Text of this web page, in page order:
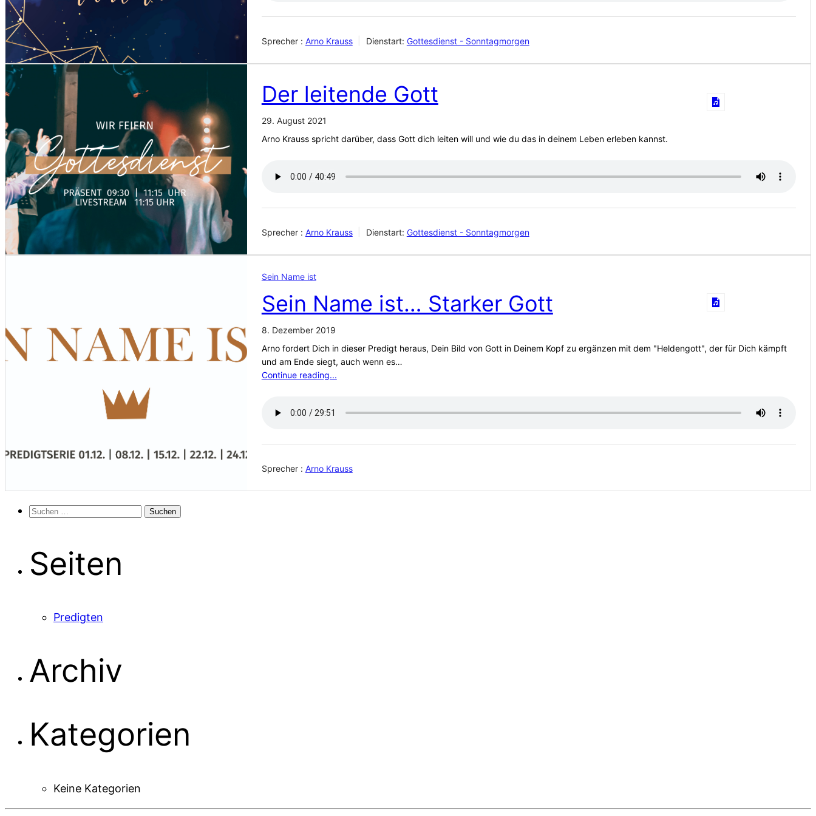
Sprecher : Arno Krauss Dienstart: Gottesdienst - Sonntagmorgen
Der leitende Gott
29. August 2021
Arno Krauss spricht darüber, dass Gott dich leiten will und wie du das in deinem Leben erleben kannst.
Sprecher : Arno Krauss Dienstart: Gottesdienst - Sonntagmorgen
Sein Name ist
Sein Name ist… Starker Gott
8. Dezember 2019
Arno fordert Dich in dieser Predigt heraus, Dein Bild von Gott in Deinem Kopf zu ergänzen mit dem "Heldengott", der für Dich kämpft
und am Ende siegt, auch wenn es…
Continue reading...
Sprecher : Arno Krauss
Suchen
Seiten
Predigten
Archiv
Kategorien
Keine Kategorien